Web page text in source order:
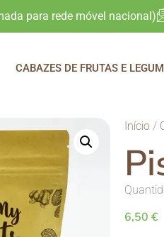
para rede móvel nacional)
CABAZES DE FRUTAS E
Início/
6,50 €